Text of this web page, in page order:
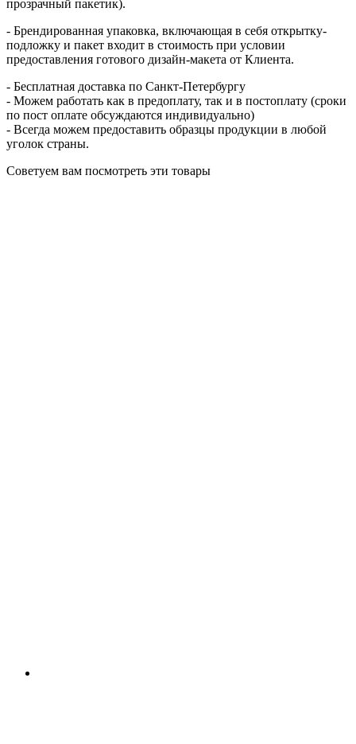
прозрачный пакетик).
- Брендированная упаковка, включающая в себя открытку-
подложку и пакет входит в стоимость при условии
предоставления готового дизайн-макета от Клиента.
- Бесплатная доставка по Санкт-Петербургу
- Можем работать как в предоплату, так и в постоплату (сроки
по пост оплате обсуждаются индивидуально)
- Всегда можем предоставить образцы продукции в любой
уголок страны.
Советуем вам посмотреть эти товары